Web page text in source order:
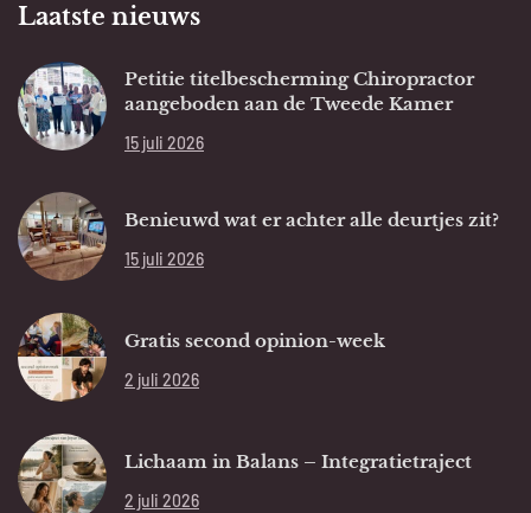
Laatste nieuws
Petitie titelbescherming Chiropractor
aangeboden aan de Tweede Kamer
15 juli 2026
Benieuwd wat er achter alle deurtjes zit?
15 juli 2026
Gratis second opinion-week
2 juli 2026
Lichaam in Balans – Integratietraject
2 juli 2026